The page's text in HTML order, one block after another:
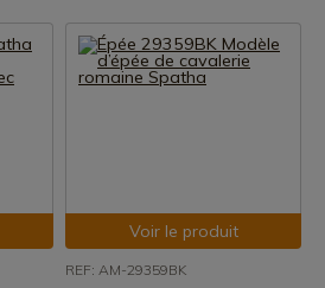
Voir le produit
REF: AM-29359BK